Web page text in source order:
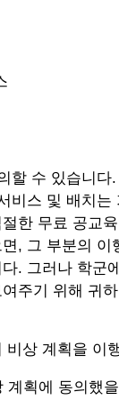
할 수 있습니
비스 및 배치
한 무료 공교
, 그 부분의
. 그러나 학군
주기 위해 귀
비상 계획을 이
계획에 동의했